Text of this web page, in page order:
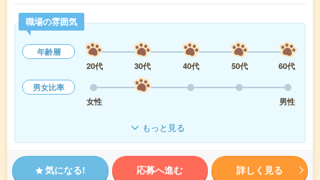
職場の雰囲気
年齢層
20代
30代 40代 50代
60代
男女比率
女性
男性
もっと見る
気になる! 応募へ進む 詳しく見る